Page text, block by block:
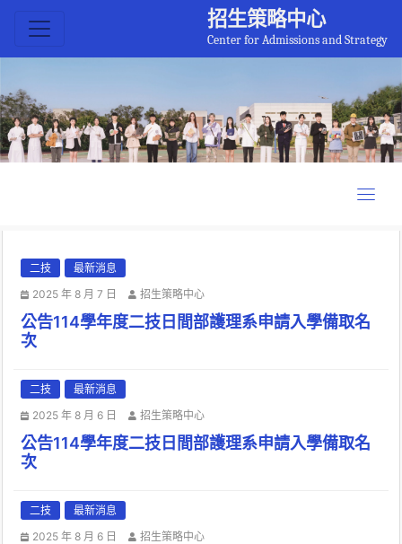
招生策略中心
Center for Admissions and Strategy
二技
最新消息
2025 年 8 月 7 日
招生策略中心
公告114學年度二技日間部護理系申請入學備取名
次
二技
最新消息
2025 年 8 月 6 日
招生策略中心
公告114學年度二技日間部護理系申請入學備取名
次
二技
最新消息
2025 年 8 月 6 日
招生策略中心